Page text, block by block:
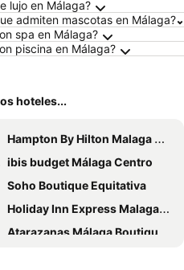
lujo en Málaga?
admiten mascotas en Málaga?
spa en Málaga?
piscina en Málaga?
hoteles...
Hampton By Hilton Malaga Martiricos
ibis budget Málaga Centro
Soho Boutique Equitativa
Holiday Inn Express Malaga Airport
Atarazanas Málaga Boutique Hotel